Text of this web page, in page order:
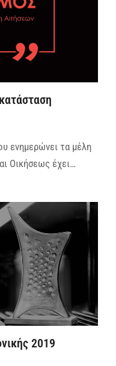
ενημερώνει τα μέλη
Οικήσεως έχει…
2019